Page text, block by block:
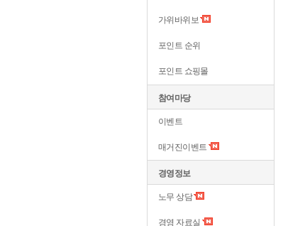
가위바위보
포인트 순위
포인트 쇼핑몰
참여마당
이벤트
매거진이벤트
경영정보
노무 상담
경영 자료실